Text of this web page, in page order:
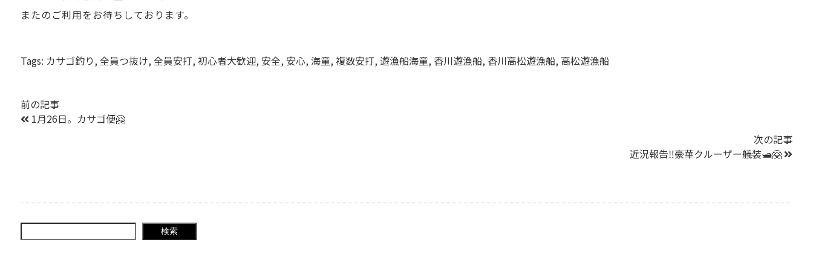
またのご利用をお待ちしております。
Tags: カサゴ釣り,全員つ抜け,全員安打,初心者大歓迎, 安全, 安心,海童,複数安打, 遊漁船海童, 香川遊漁船, 香川高松遊漁船,高松遊漁船
前の記事
1月26日。カサゴ便🤗
次の記事
近況報告‼️豪華クルーザー艤装🛥️🤗
検索